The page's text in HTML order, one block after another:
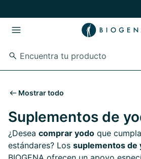
Mostrar todo
Suplementos de
¿Desea comprar yodo que
estándares? Los suplementos de